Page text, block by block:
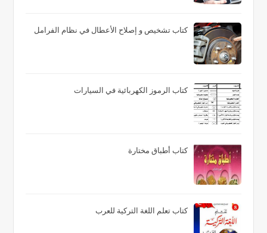
كتاب تشخيص و إصلاح الأعطال في نظام الفرامل
كتاب الرموز الكهربائية في السيارات
كتاب أطباق مختارة
كتاب تعلم اللغة التركية للعرب